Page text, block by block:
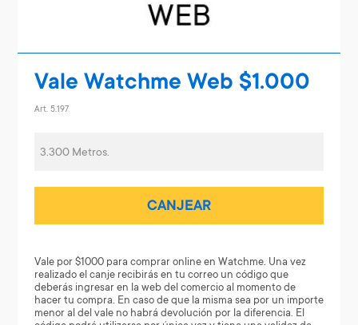
Vale Watchme Web $1.000
Art. 5.197
3.300 Metros.
CANJEAR
Vale por $1000 para comprar online en Watchme. Una vez
realizado el canje recibirás en tu correo un código que
deberás ingresar en la web del comercio al momento de
hacer tu compra. En caso de que la misma sea por un importe
menor al del vale no habrá devolución por la diferencia. El